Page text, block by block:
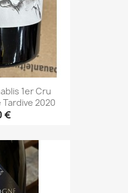
1er Cru
2020
€